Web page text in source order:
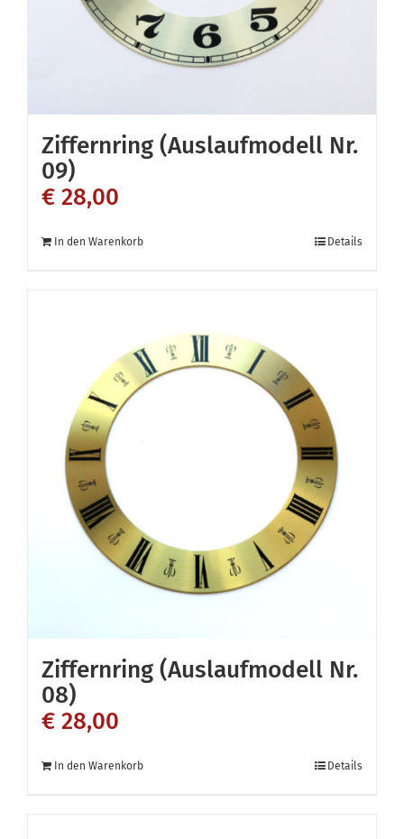
Ziffernring (Auslaufmodell Nr.
09)
€ 28,00
In den Warenkorb Details
Ziffernring (Auslaufmodell Nr.
08)
€ 28,00
In den Warenkorb Details